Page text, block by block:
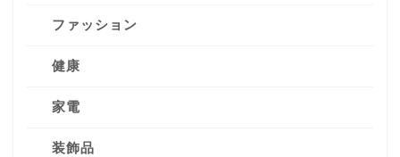
ファッション
健康
家電
装飾品